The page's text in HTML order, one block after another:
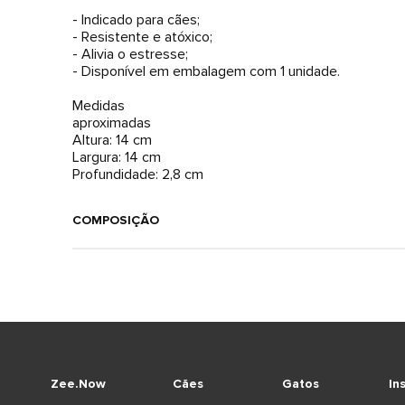
- Indicado para cães;
- Resistente e atóxico;
- Alivia o estresse;
- Disponível em embalagem com 1 unidade.
Medidas
aproximadas
Altura: 14 cm
Largura: 14 cm
Profundidade: 2,8 cm
COMPOSIÇÃO
Cães
Gatos
Zee.Now